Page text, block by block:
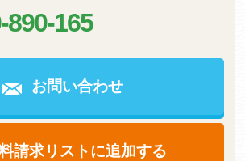
890-165
お問い合わせ
請求リストに追加する